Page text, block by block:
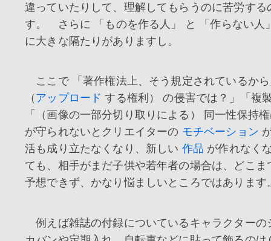
違っていたりして、理解してもらうのに苦労する
す。 さらに 「ものを作る人」 と 「作らない人
に大きな隔たりがありますし。
ここで 「著作権法上、そう規定されているか
（ アップロード する権利） の侵害では？」「複
「（画像の一部分切り取りによる） 同一性保持
が守られないとクリエイターの モチベーション
活も成り立たなくなり、新しい 作品 が作れなく
ても、相手がまだ子供や若年者の場合は、どこま
予想できず、かなり悩ましいところではあります
例えば雑誌の付録についているキャラクターの